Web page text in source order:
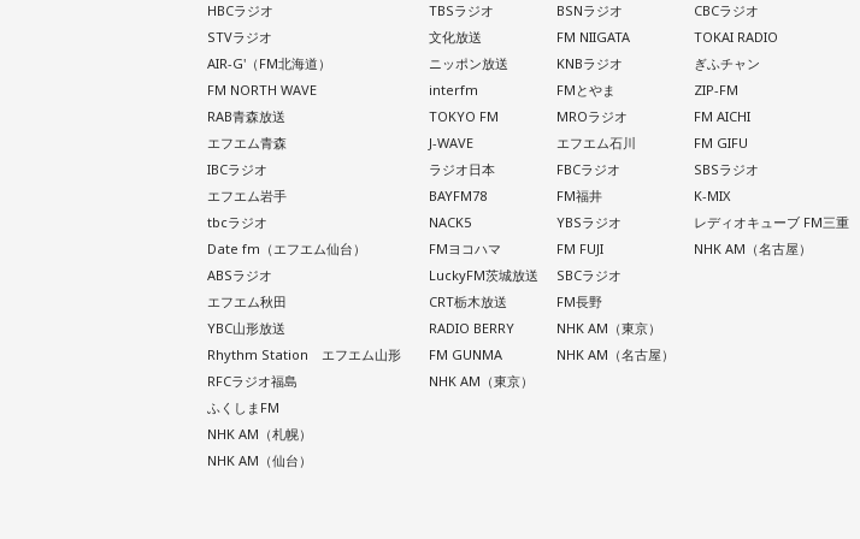
HBCラジオ
STVラジオ
AIR-G'（FM北海道）
FM NORTH WAVE
RAB青森放送
エフエム青森
IBCラジオ
エフエム岩手
tbcラジオ
Date fm（エフエム仙台）
ABSラジオ
エフエム秋田
YBC山形放送
Rhythm Station エフエム山形
RFCラジオ福島
ふくしまFM
NHK AM（札幌）
NHK AM（仙台）
TBSラジオ
文化放送
ニッポン放送
interfm
TOKYO FM
J-WAVE
ラジオ日本
BAYFM78
NACK5
FMヨコハマ
LuckyFM茨城放送
CRT栃木放送
RADIO BERRY
FM GUNMA
NHK AM（東京）
BSNラジオ
FM NIIGATA
KNBラジオ
FMとやま
MROラジオ
エフエム石川
FBCラジオ
FM福井
YBSラジオ
FM FUJI
SBCラジオ
FM長野
NHK AM（東京）
NHK AM（名古屋）
CBCラジオ
TOKAI RADIO
ぎふチャン
ZIP-FM
FM AICHI
FM GIFU
SBSラジオ
K-MIX
レディオキューブ FM三重
NHK AM（名古屋）